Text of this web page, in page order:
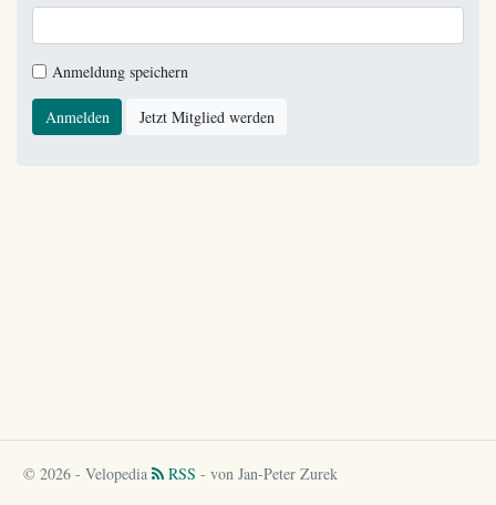
Anmeldung speichern
Anmelden Jetzt Mitglied werden
© 2026 - Velopedia RSS - von Jan-Peter Zurek